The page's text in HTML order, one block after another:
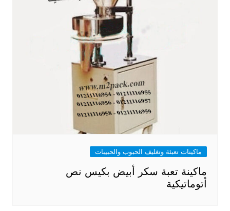
ماكينات تعبئة وتغليف الحبوب والحبيبات
ماكينة تعبة سكر أبيض بكيس نص
أتوماتيكية